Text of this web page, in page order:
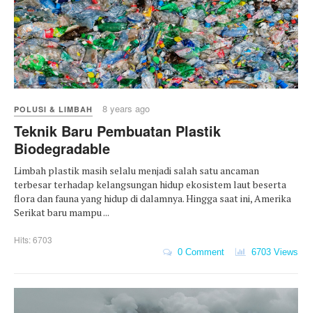
POLUSI & LIMBAH 8 years ago
Teknik Baru Pembuatan Plastik
Biodegradable
Limbah plastik masih selalu menjadi salah satu ancaman
terbesar terhadap kelangsungan hidup ekosistem laut beserta
flora dan fauna yang hidup di dalamnya. Hingga saat ini, Amerika
Serikat baru mampu ...
Hits: 6703
0 Comment 6703 Views